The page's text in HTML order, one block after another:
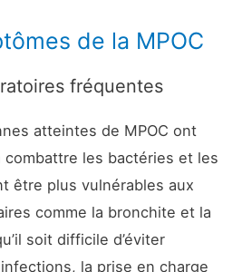
de la MPOC
fréquentes
atteintes de MPOC ont
les bactéries et les
être plus vulnérables aux
comme la bronchite et la
soit difficile d’éviter
la prise en charge